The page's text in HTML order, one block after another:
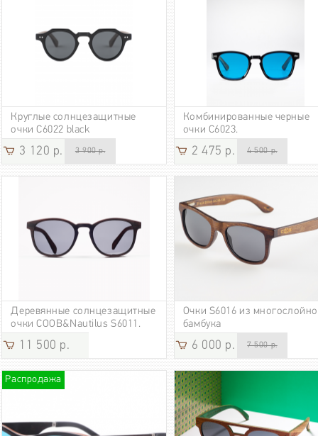
Круглые солнцезащитные
очки C6022 black
3 120 р. 3 900 р.
Комбинированные черные
очки C6023.
2 475 р. 4 500 р.
Деревянные солнцезащитные
очки COOB&Nautilus S6011.
11 500 р.
Очки S6016 из
бамбука
6 000 р. 7 500 р.
Распродажа